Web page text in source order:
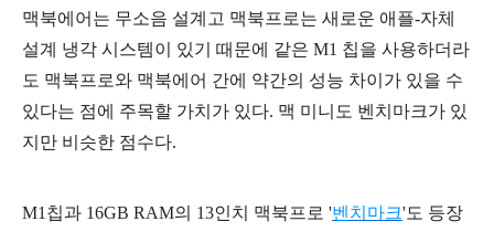
맥북에어는 무소음 설계고 맥북프로는 새로운 애플-자체
설계 냉각 시스템이 있기 때문에 같은 M1 칩을 사용하더라
도 맥북프로와 맥북에어 간에 약간의 성능 차이가 있을 수
있다는 점에 주목할 가치가 있다. 맥 미니도 벤치마크가 있
지만 비슷한 점수다.
M1칩과 16GB RAM의 13인치 맥북프로 '벤치마크'도 등장